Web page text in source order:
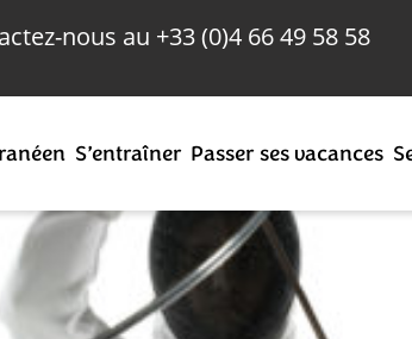
nous au +33 (0)4 66 49 58 58
S’entraîner Passer ses vacances